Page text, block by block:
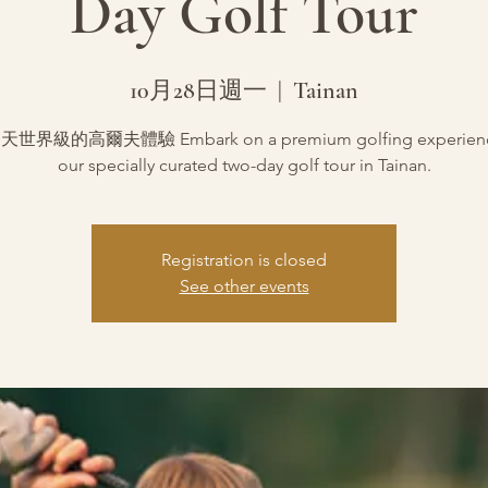
10月28日週一 Tainan
世界級的高爾夫體驗 Embark on a premium golfing
our specially curated two-day golf tour in Tainan.
Registration is closed
See other events